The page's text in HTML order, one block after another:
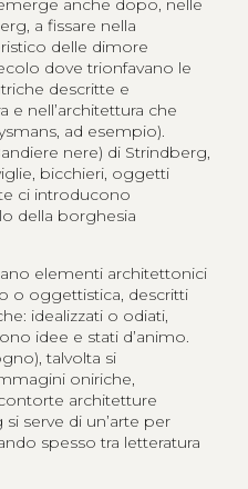
anche dopo, nelle
a fissare nella
delle dimore
dove trionfavano le
descritte e
e nell’architettura che
ad esempio).
nere) di Strindberg,
bicchieri, oggetti
ci introducono
della borghesia
elementi architettonici
o oggettistica, descritti
idealizzati o odiati,
idee e stati d’animo.
talvolta si
oniriche,
architetture
serve di un’arte per
spesso tra letteratura